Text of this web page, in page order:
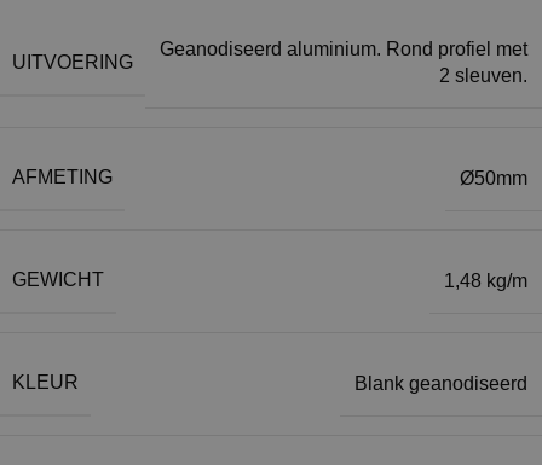
UITVOERING
Geanodiseerd aluminium. Rond profiel met
2 sleuven.
AFMETING Ø50mm
GEWICHT 1,48 kg/m
KLEUR Blank geanodiseerd